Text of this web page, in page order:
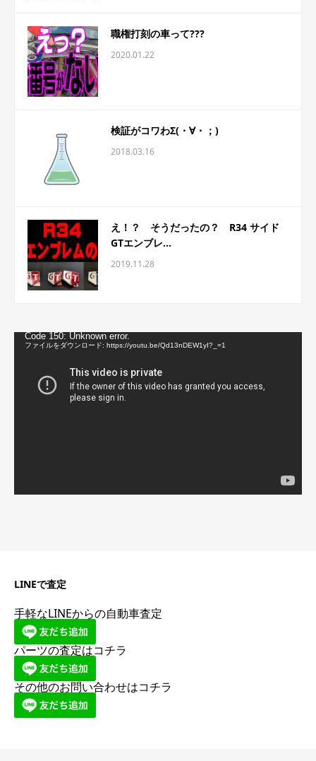
職権打刻の車って???
2020.01.22
検証がコワわΣ(・∀・；)
2018.03.16
え！？ そうだったの？ R34 サイド
GTエンブレ...
2019.11.28
動Code 150: Unknown error.
ファイルをダウンロード: https://youtu.be/Qd13nDEW1yI?_=1
LINEで査定
手軽なLINEからの自動車査定
パーツの査定はコチラ
その他のお問い合わせはコチラ